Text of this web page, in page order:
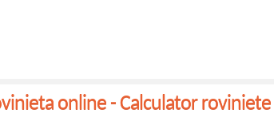
online -Calculator roviniete